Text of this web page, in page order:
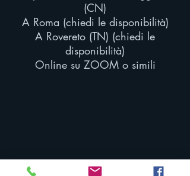
(CN)
A Roma (chiedi le disponibilità)
A Rovereto (TN) (chiedi le
disponibilità)
Online su ZOOM o simili